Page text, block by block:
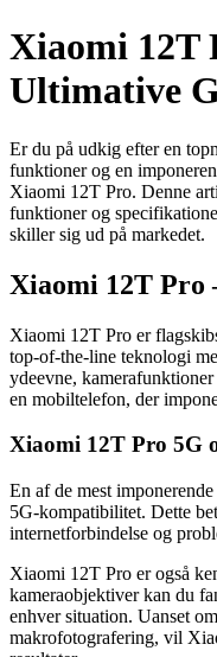
Xiaomi 12T
Ultimative
Er du på udkig efter en
funktioner og en
Xiaomi 12T Pro. Denne
funktioner og
skiller sig ud på markedet.
Xiaomi 12T
Xiaomi 12T Pro er
top-of-the-line teknologi
ydeevne,
en mobiltelefon, der
Xiaomi 12T Pro 5G
En af de mest
5G-kompatibilitet. Dette
internetforbindelse og
Xiaomi 12T Pro er også
kameraobjektiver kan du
enhver situation. Uanset
makrofotografering, vil